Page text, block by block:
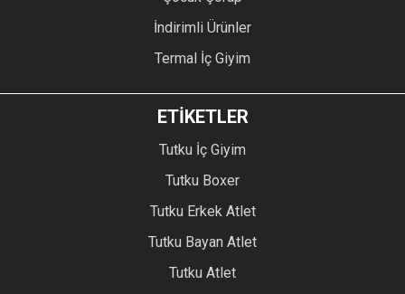
İndirimli Ürünler
Termal İç Giyim
ETİKETLER
Tutku İç Giyim
Tutku Boxer
Tutku Erkek Atlet
Tutku Bayan Atlet
Tutku Atlet